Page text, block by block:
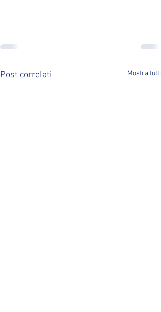
Post correlati Mostra tutti